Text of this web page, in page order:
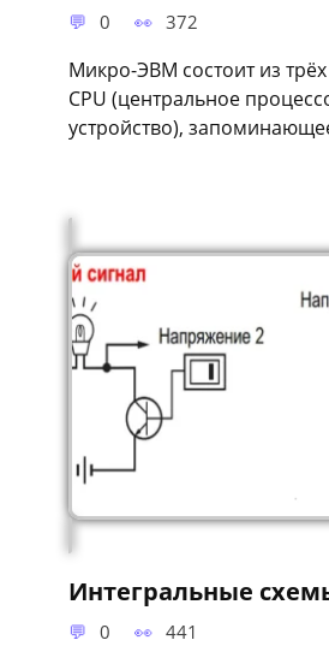
0 372
Микро-ЭВМ состоит из
СPU (центральное
устройство),
Интегральные
0 441